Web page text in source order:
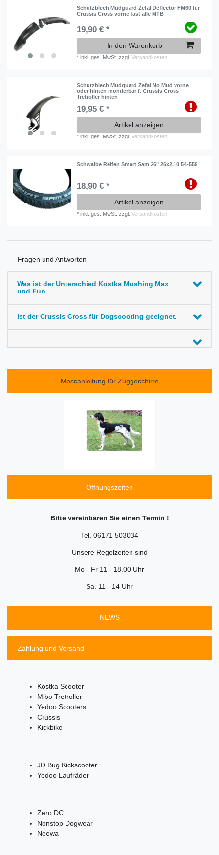
Schutzblech Mudguard Zefal Deflector FM60 für
Crussis Cross vorne fast alle MTB
19,90 € *
In den Warenkorb
*inkl. ges. MwSt. zzgl.Versandkosten
Schutzblech Mudguard Zefal No Mud vorne
oder hinten montierbar f. Crussis Cross
Tretroller hinten
19,95 € *
Artikel anzeigen
*inkl. ges. MwSt. zzgl.Versandkosten
Schwalbe Reifen Smart Sam 26" 26x2.10 54-559
18,90 € *
Artikel anzeigen
*inkl. ges. MwSt. zzgl.Versandkosten
Fragen und Antworten
Was ist der Unterschied Kostka Mushing Max
und Fun
Ist der Crussis Cross für Dogscooting geeignet.
Messanleitung für Zuggeschirre
Öffnungszeiten
Bitte vereinbaren Sie einen Termin !
Tel. 06171 503034
Unsere Regelzeiten sind
Mo - Fr 11 - 18.00 Uhr
Sa. 11 - 14 Uhr
NEWS
Zahlung und Versand
Kostka Scooter
Mibo Tretroller
Yedoo Scooters
Crussis
Kickbike
JD Bug Kickscooter
Yedoo Laufräder
Zero DC
Nonstop Dogwear
Neewa